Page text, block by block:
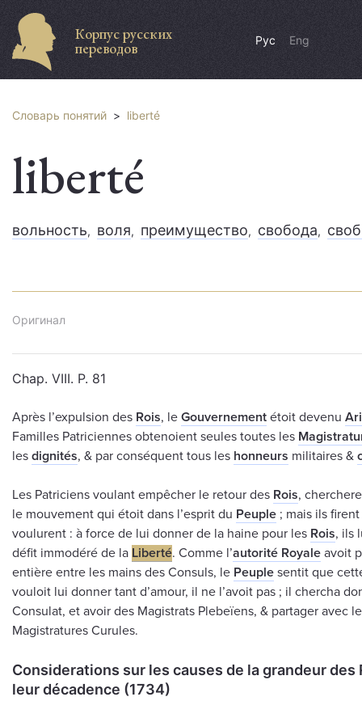
Корпус русских
переводов Рус Eng
Словарь понятий > liberté
liberté
вольность, воля, преимущество, свобода,
Оригинал
Chap. VIII. P. 81
Après l’expulsion des Rois, le Gouvernement étoit devenu
Familles Patriciennes obtenoient seules toutes les
les dignités, & par conséquent tous les honneurs militaires &
Les Patriciens voulant empêcher le retour des Rois,
le mouvement qui étoit dans l’esprit du Peuple ; mais ils
voulurent : à force de lui donner de la haine pour les Rois, ils
défit immodéré de la Liberté. Comme l’autorité Royale avoit
entière entre les mains des Consuls, le Peuple sentit que
vouloit lui donner tant d’amour, il ne l’avoit pas ; il chercha
Consulat, et avoir des Magistrats Plebeïens, & partager avec
Magistratures Curules.
Considerations sur les causes de la grandeur des
leur décadence (1734)